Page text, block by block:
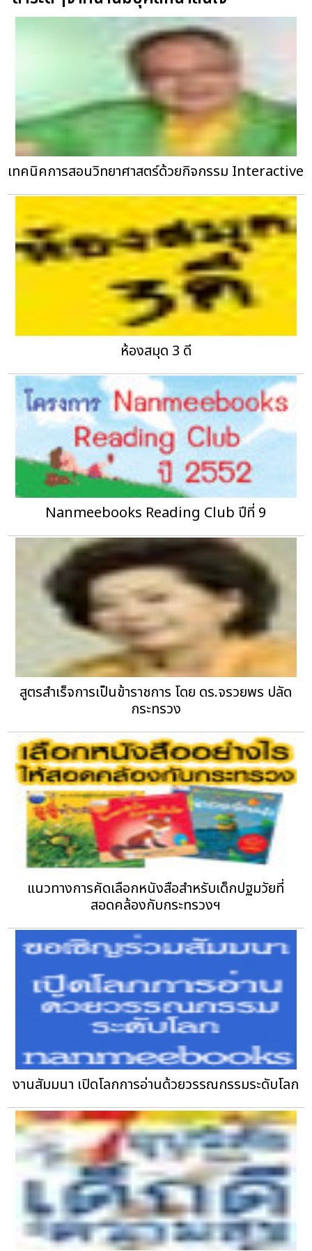
เทคนิคการสอนวิทยาศาสตร์ด้วยกิจกรรม Interactive
ห้องสมุด 3 ดี
Nanmeebooks Reading Club ปีที่ 9
สูตรสำเร็จการเป็นข้าราชการ โดย ดร.จรวยพร ปลัด
กระทรวง
แนวทางการคัดเลือกหนังสือสำหรับเด็กปฐมวัยที่
สอดคล้องกับกระทรวงฯ
งานสัมมนา เปิดโลกการอ่านด้วยวรรณกรรมระดับโลก